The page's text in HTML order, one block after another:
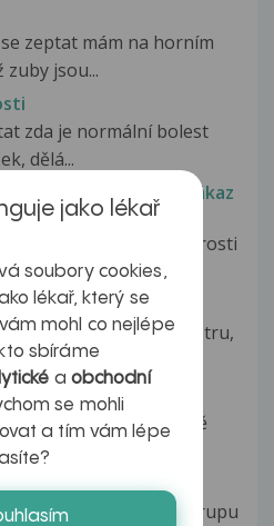
zeptat mám na horním
zuby jsou...
zda je normální bolest
dělá...
poraněná čelist a zákaz
byl vytržen zub moudrosti
se zeptat za svoji sestru,
dolní osmičky. Obě dvě
vytržení předního chrupu
jako lékař
soubory cookies,
lékař, který se
mohl co nejlépe
sbíráme
a obchodní
se mohli
a tím vám lépe